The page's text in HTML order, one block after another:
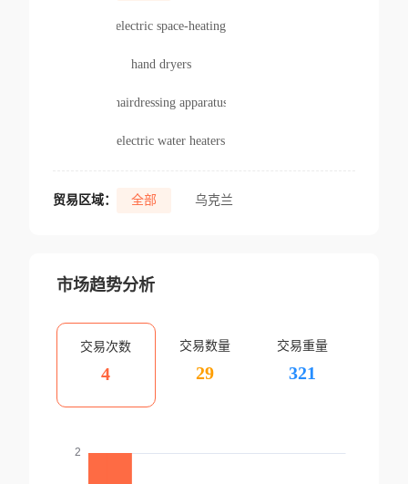
electric space-heating
hand dryers
hairdressing apparatus
electric water heaters
贸易区域： 全部 乌克兰
市场趋势分析
交易次数
4
交易数量
29
交易重量
321